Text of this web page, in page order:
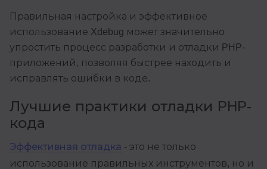
Правильная настройка и эффективное
использование Xdebug может значительно
упростить процесс разработки и отладки PHP-
приложений, позволяя быстрее находить и
исправлять ошибки в коде.
Лучшие практики отладки PHP-
кода
Эффективная отладка - это не только
использование правильных инструментов, но и